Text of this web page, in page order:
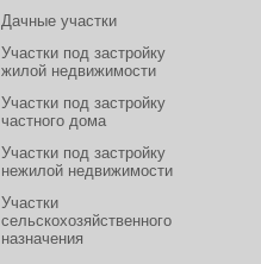
Дачные участки
Участки под застройку
жилой недвижимости
Участки под застройку
частного дома
Участки под застройку
нежилой недвижимости
Участки
сельскохозяйственного
назначения